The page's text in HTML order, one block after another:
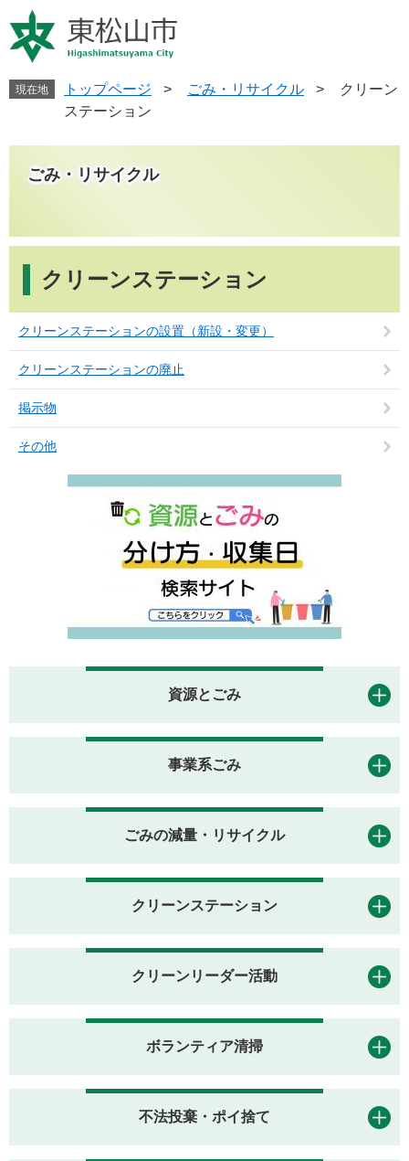
ー
ジ
す
ニ
ュ
し
現在地 トップページ > ごみ・リサイクル >
クリーン
ステーション
ごみ・リサイクル
クリーンステーション
クリーンステーションの設置（新設・変更）
クリーンステーションの廃止
掲示物
その他
資源とごみ
事業系ごみ
ごみの減量・リサイクル
クリーンステーション
クリーンリーダー活動
ボランティア清掃
不法投棄・ポイ捨て